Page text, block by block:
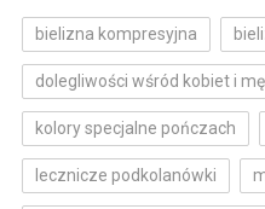
bielizna kompresyjna
dolegliwości wśród kobiet i
kolory specjalne pończach
lecznicze podkolanówki